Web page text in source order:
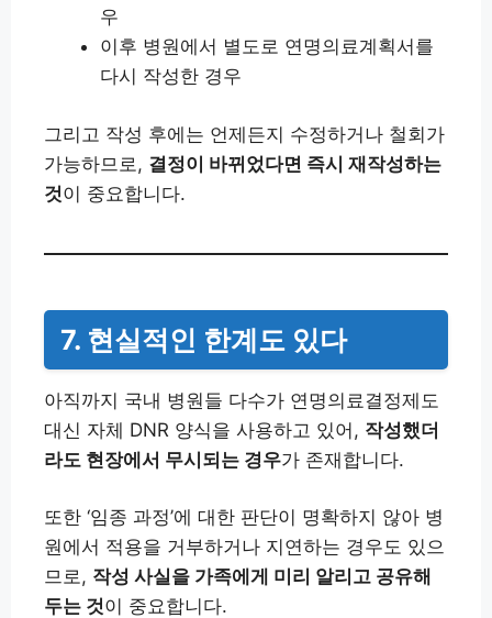
우
이후 병원에서 별도로 연명의료계획서를
다시 작성한 경우
그리고 작성 후에는 언제든지 수정하거나 철회가
가능하므로, 결정이 바뀌었다면 즉시 재작성하는
것이 중요합니다.
7. 현실적인 한계도 있다
아직까지 국내 병원들 다수가 연명의료결정제도
대신 자체 DNR 양식을 사용하고 있어, 작성했더
라도 현장에서 무시되는 경우가 존재합니다.
또한 ‘임종 과정’에 대한 판단이 명확하지 않아 병
원에서 적용을 거부하거나 지연하는 경우도 있으
므로, 작성 사실을 가족에게 미리 알리고 공유해
두는 것이 중요합니다.